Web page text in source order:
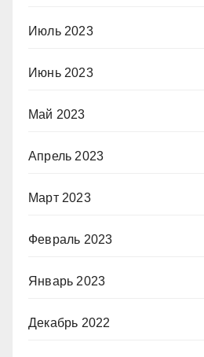
Июль 2023
Июнь 2023
Май 2023
Апрель 2023
Март 2023
Февраль 2023
Январь 2023
Декабрь 2022